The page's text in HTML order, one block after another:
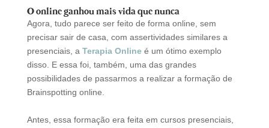
O online ganhou mais vida que nunca
Agora, tudo parece ser feito de forma online, sem
precisar sair de casa, com assertividades similares a
presenciais, a Terapia Onlineé um ótimo exemplo
disso. E essa foi, também, uma das grandes
possibilidades de passarmos a realizar a formação de
Brainspotting online.
Antes, essa formação era feita em cursos presenciais,